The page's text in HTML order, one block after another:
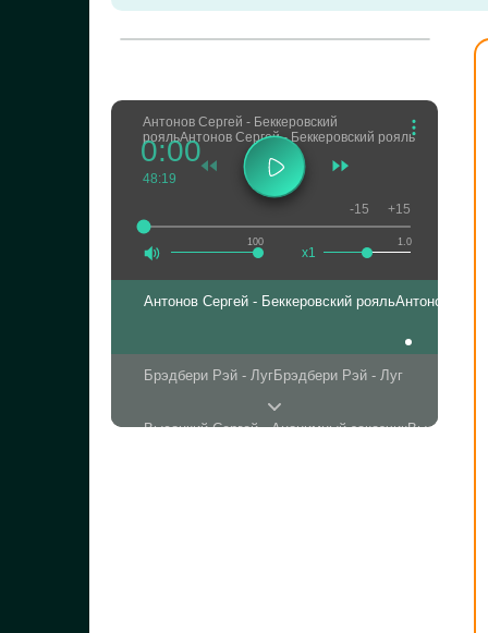
Антонов Сергей - Беккеровский
рояльАнтонов Сергей - Беккеровский рояль
100
0:00
48:19
1.0
x1
-15 +15
Антонов Сергей - Беккеровский рояльАнтонов
Брэдбери Рэй - ЛугБрэдбери Рэй - Луг
Высоцкий Сергей - Анонимный заказчикВысоцкий
В. Каверин - Два